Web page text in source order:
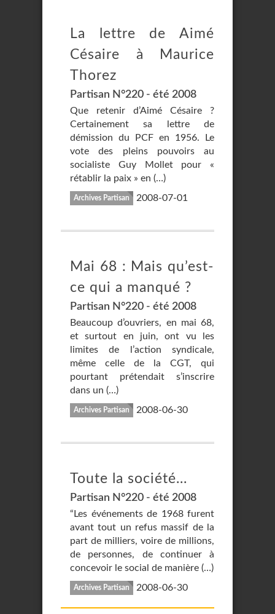
La lettre de Aimé
Césaire à Maurice
Thorez
Partisan N°220 - été 2008
Que retenir d’Aimé Césaire ?
Certainement sa lettre de
démission du PCF en 1956. Le
vote des pleins pouvoirs au
socialiste Guy Mollet pour «
rétablir la paix » en (…)
Archives Partisan 2008-07-01
Mai 68 : Mais qu’est-
ce qui a manqué ?
Partisan N°220 - été 2008
Beaucoup d’ouvriers, en mai 68,
et surtout en juin, ont vu les
limites de l’action syndicale,
même celle de la CGT, qui
pourtant prétendait s’inscrire
dans un (…)
Archives Partisan 2008-06-30
Toute la société...
Partisan N°220 - été 2008
“Les événements de 1968 furent
avant tout un refus massif de la
part de milliers, voire de millions,
de personnes, de continuer à
concevoir le social de manière (…)
Archives Partisan 2008-06-30